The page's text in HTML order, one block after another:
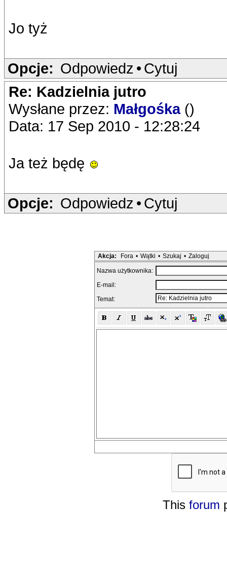
Jo tyż
Opcje: Odpowiedz • Cytuj
Re: Kadzielnia jutro
Wysłane przez: Małgośka ()
Data: 17 Sep 2010 - 12:28:24
Ja też będę
Opcje: Odpowiedz • Cytuj
Akcja: Fora • Wątki • Szukaj • Zaloguj
Nazwa użytkownika:
E-mail:
Temat:
This forum